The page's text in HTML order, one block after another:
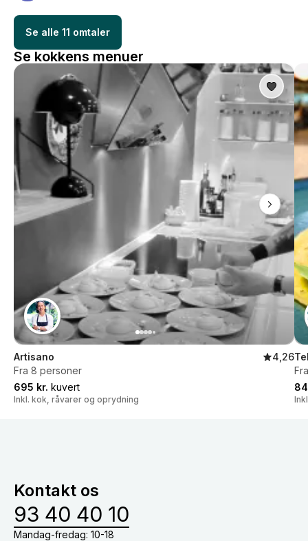
Se alle 11 omtaler
Se kokkens menuer
Artisano
4,26
Fra 8 personer
695 kr. kuvert
Inkl. kok, råvarer og oprydning
Kontakt os
93 40 40 10
Mandag-fredag: 10-18